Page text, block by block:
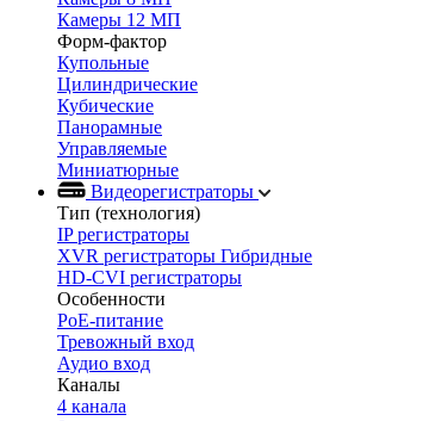
Камеры 12 МП
Форм-фактор
Купольные
Цилиндрические
Кубические
Панорамные
Управляемые
Миниатюрные
Видеорегистраторы
Тип (технология)
IP регистраторы
XVR регистраторы Гибридные
HD-CVI регистраторы
Особенности
PoE-питание
Тревожный вход
Аудио вход
Каналы
4 канала